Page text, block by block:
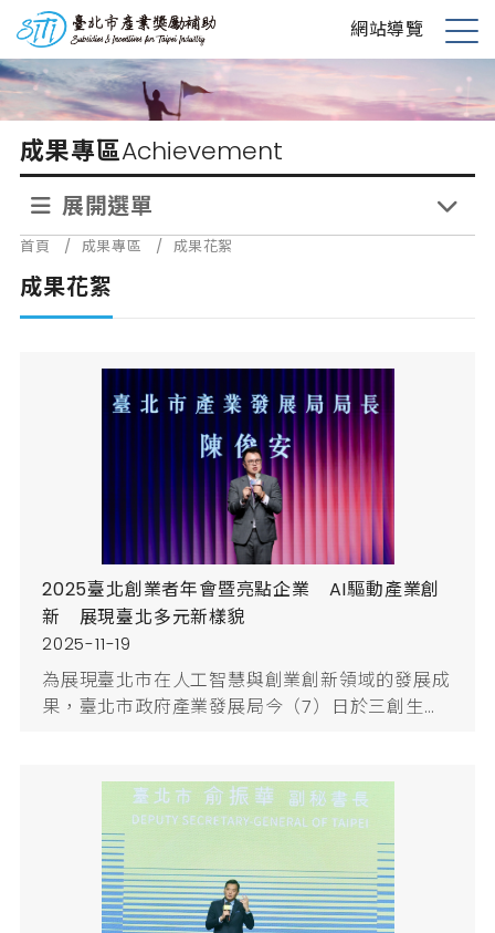
到
主
要
內
台北市產業獎勵補助 網站導覽
展
開
選
單
成果專區Achievement
展開選單
首頁 / 成果專區 / 成果花絮
成果花絮
2025臺北創業者年會暨亮點企業 AI驅動產業創
新 展現臺北多元新樣貌
2025-11-19
為展現臺北市在人工智慧與創業創新領域的發展成
果，臺北市政府產業發展局今（7）日於三創生活
業新未來」為主題，集結超過百位產、學、醫、創
投等跨領域領袖、新創團隊與18家亮點企業代表，
探討AI技術帶來的創新契機與產業挑戰，並表揚臺
北市具代表性的創新企業，展現城市創業能量與多
元產業樣貌。產業發展...